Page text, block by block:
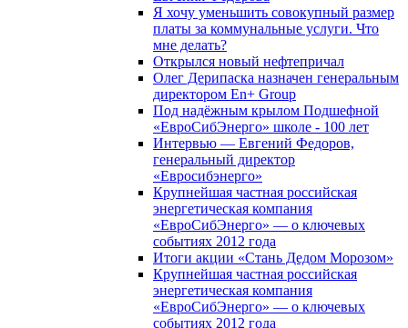
Я хочу уменьшить совокупный размер
платы за коммунальные услуги. Что
мне делать?
Открылся новый нефтепричал
Олег Дерипаска назначен генеральным
директором En+ Group
Под надёжным крылом Подшефной
«ЕвроСибЭнерго» школе - 100 лет
Интервью — Евгений Федоров,
генеральный директор
«Евросибэнерго»
Крупнейшая частная российская
энергетическая компания
«ЕвроСибЭнерго» — о ключевых
событиях 2012 года
Итоги акции «Стань Дедом Морозом»
Крупнейшая частная российская
энергетическая компания
«ЕвроСибЭнерго» — о ключевых
событиях 2012 года